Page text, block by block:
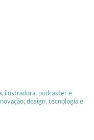
ilustradora, podcaster e
design, tecnologia e